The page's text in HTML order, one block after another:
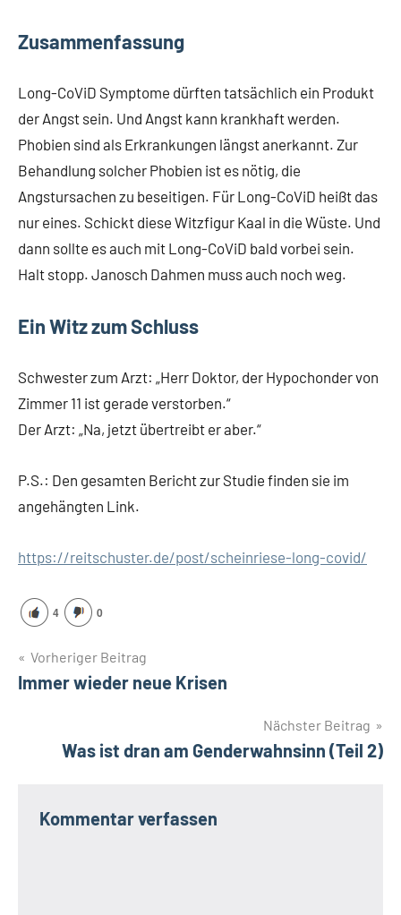
Zusammenfassung
Long-CoViD Symptome dürften tatsächlich ein Produkt
der Angst sein. Und Angst kann krankhaft werden.
Phobien sind als Erkrankungen längst anerkannt. Zur
Behandlung solcher Phobien ist es nötig, die
Angstursachen zu beseitigen. Für Long-CoViD heißt das
nur eines. Schickt diese Witzfigur Kaal in die Wüste. Und
dann sollte es auch mit Long-CoViD bald vorbei sein.
Halt stopp. Janosch Dahmen muss auch noch weg.
Ein Witz zum Schluss
Schwester zum Arzt: „Herr Doktor, der Hypochonder von
Zimmer 11 ist gerade verstorben.“
Der Arzt: „Na, jetzt übertreibt er aber.“
P.S.: Den gesamten Bericht zur Studie finden sie im
angehängten Link.
https://reitschuster.de/post/scheinriese-long-covid/
4 0
Beitragsnavigation
Vorheriger Beitrag
Immer wieder neue Krisen
Nächster Beitrag
Was ist dran am Genderwahnsinn (Teil 2)
Kommentar verfassen